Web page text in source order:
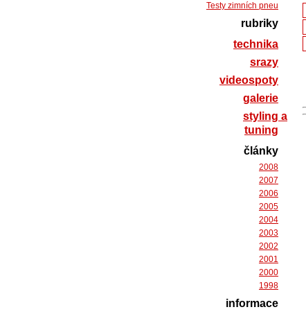
Testy zimních pneu
rubriky
technika
srazy
videospoty
galerie
styling a
tuning
články
2008
2007
2006
2005
2004
2003
2002
2001
2000
1998
informace